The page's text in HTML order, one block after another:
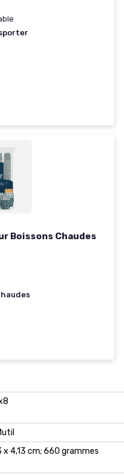
Boissons Chaudes
x 4,13 cm; 660 grammes